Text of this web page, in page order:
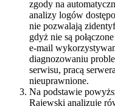
zgody na
analizy logów
nie pozwalają
gdyż nie są
e-mail
diagnozowaniu
serwisu, pracą
nieuprawnione.
Na podstawie
Rajewski analizuje